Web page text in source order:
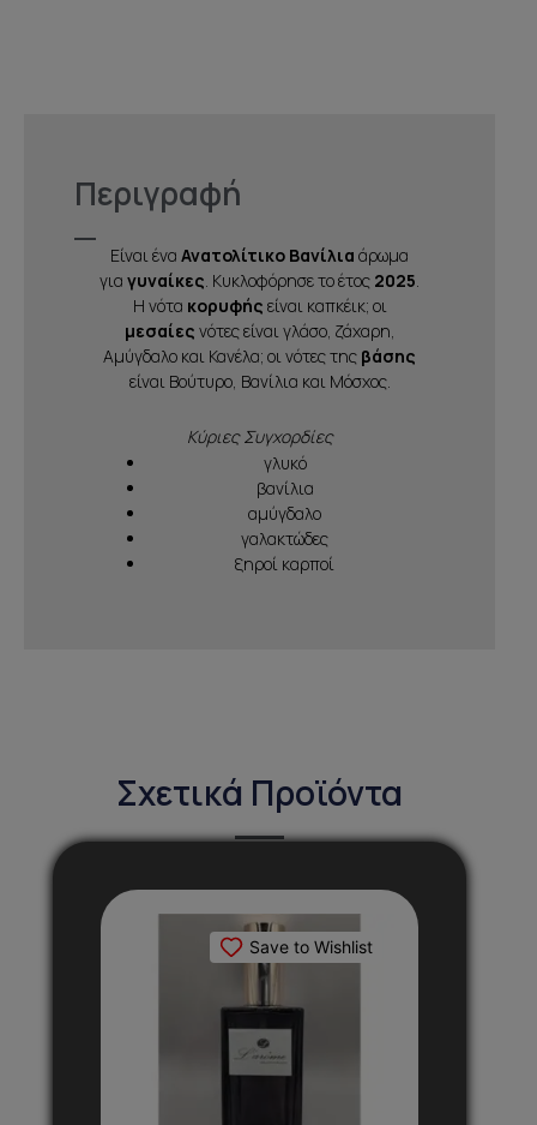
Περιγραφή
Είναι ένα Ανατολίτικο Βανίλια άρωμα
για γυναίκες. Κυκλοφόρησε το έτος 2025.
Η νότα κορυφής είναι καπκέικ; οι
μεσαίες νότες είναι γλάσο, ζάχαρη,
Αμύγδαλο και Κανέλα; οι νότες της βάσης
είναι Βούτυρο, Βανίλια και Μόσχος.
Κύριες Συγχορδίες
γλυκό
βανίλια
αμύγδαλο
γαλακτώδες
ξηροί καρποί
Σχετικά Προϊόντα
Save to Wishlist
το
προϊόν
έχει
παραλλαγές.
Οι